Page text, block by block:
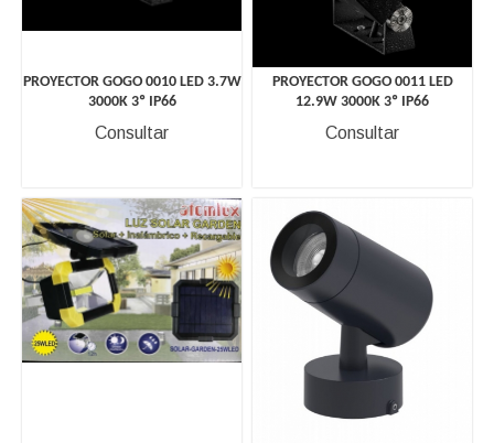
PROYECTOR GOGO 0010 LED 3.7W
3000K 3º IP66
Consultar
PROYECTOR GOGO 0011 LED
12.9W 3000K 3º IP66
Consultar